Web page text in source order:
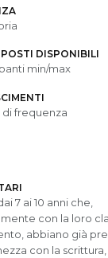
DISPONIBILI
min/max
frequenza
7 ai 10 anni che,
con la loro
abbiano già
con la scrittura,